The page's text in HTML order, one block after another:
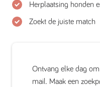
Herplaatsing honden
Zoekt de juiste match
Ontvang elke dag om
mail. Maak een